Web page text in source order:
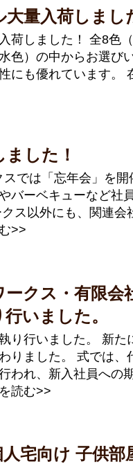
量入荷しまし
荷しました！ 全8色
色）の中からお選び
にも優れています。
した！
では「忘年会」を
バーベキューなど社
ス以外にも、関連会
>>
クス・有限会
いました。
り行いました。 新た
りました。 式では、
われ、新入社員への
読む>>
宅向け 子供部